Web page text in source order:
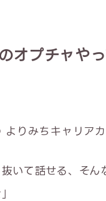
オプチャや
よりみちキャリアカ
抜いて話せる、そん